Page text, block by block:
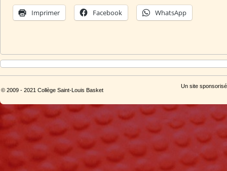
Imprimer Facebook WhatsApp
© 2009 - 2021 Collège Saint-Louis Basket
Un site